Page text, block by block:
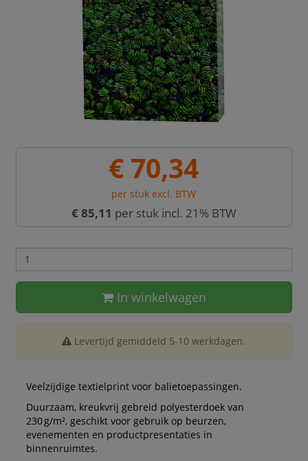
€ 70,34
per stuk excl. BTW
€ 85,11 per stuk incl. 21% BTW
In winkelwagen
Levertijd gemiddeld 5-10 werkdagen.
Veelzijdige textielprint voor balietoepassingen.
Duurzaam, kreukvrij gebreid polyesterdoek van
230 g/m², geschikt voor gebruik op beurzen,
evenementen en productpresentaties in
binnenruimtes.